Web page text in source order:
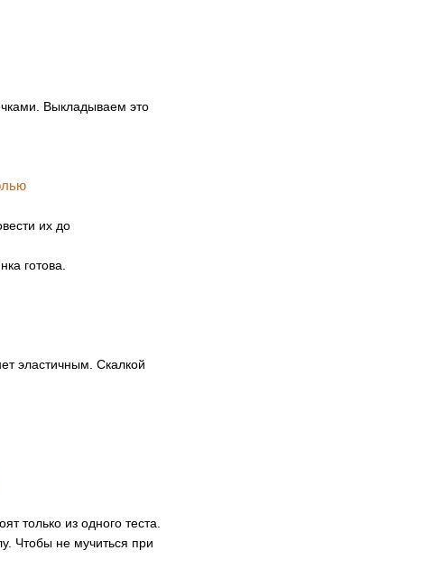
Выкладываем это
их до
готова.
эластичным. Скалкой
только из одного теста.
Чтобы не мучиться при